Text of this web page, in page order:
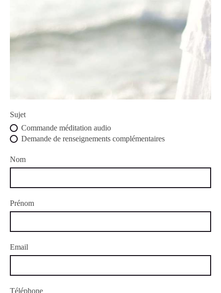
Sujet
Commande méditation audio
Demande de renseignements complémentaires
Nom
Prénom
Email
Téléphone